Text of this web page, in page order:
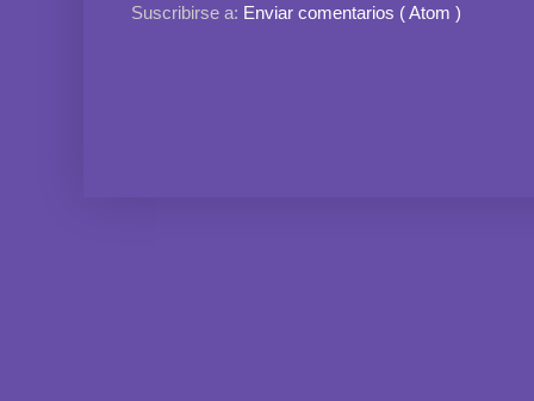
Suscribirse a: Enviar comentarios ( Atom )